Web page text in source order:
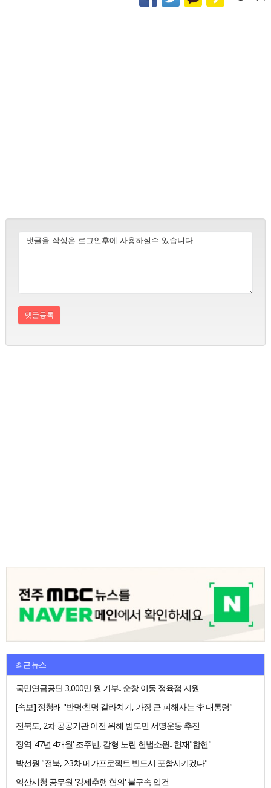
최근 뉴스
국민연금공단 3,000만 원 기부.. 순창 이동 정육점 지원
[속보] 정청래 "반명·친명 갈라치기, 가장 큰 피해자는 李 대통령"
전북도, 2차 공공기관 이전 위해 범도민 서명운동 추진
징역 '47년 4개월' 조주빈, 감형 노린 헌법소원.. 헌재"합헌"
박선원 "전북, 2·3차 메가프로젝트 반드시 포함시키겠다"
익산시청 공무원 '강제추행 혐의' 불구속 입건